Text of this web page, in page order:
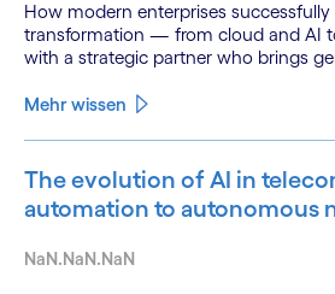
How modern enterprises successfully
transformation — from cloud and AI
with a strategic partner who brings
Mehr wissen
The evolution of AI in
automation to autonomous
NaN.NaN.NaN